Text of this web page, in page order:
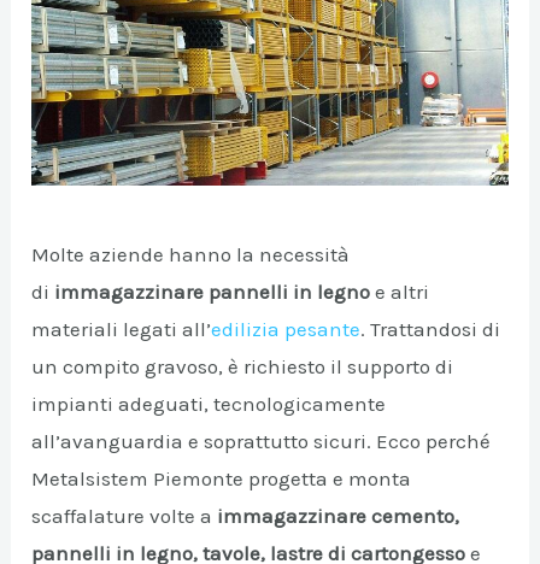
Molte aziende hanno la necessità
di immagazzinare pannelli in legno e altri
materiali legati all’edilizia pesante. Trattandosi di
un compito gravoso, è richiesto il supporto di
impianti adeguati, tecnologicamente
all’avanguardia e soprattutto sicuri. Ecco perché
Metalsistem Piemonte progetta e monta
scaffalature volte a immagazzinare cemento,
pannelli in legno, tavole, lastre di cartongesso e
DISATTIVA
DISATTIVA
DISATTIVA